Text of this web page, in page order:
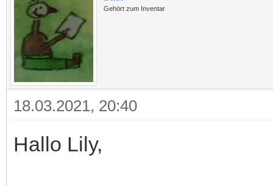
Gehört zum Inventar
18.03.2021, 20:40
Hallo Lily,